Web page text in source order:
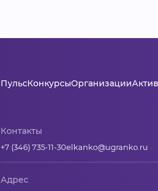
ПульсКонкурсыОрганизации
Контакты
+7 (346) 735-11-30elkanko@ugranko.ru
Адрес